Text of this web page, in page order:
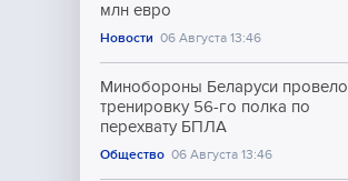
млн евро
Новости 06 Августа 13:46
Минобороны Беларуси провело
тренировку 56-го полка по
перехвату БПЛА
Общество 06 Августа 13:46